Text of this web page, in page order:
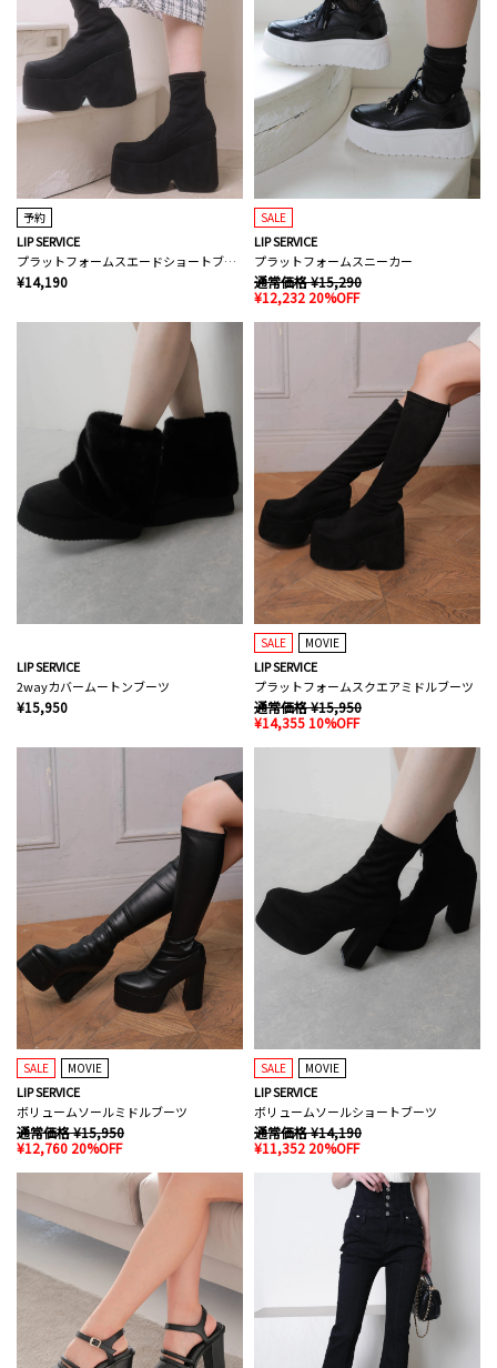
予約
LIP SERVICE
プラットフォームスエードショートブーツ
¥14,190
SALE
LIP SERVICE
プラットフォームスニーカー
通常価格 ¥15,290
¥12,232 20%OFF
LIP SERVICE
2wayカバームートンブーツ
¥15,950
SALE MOVIE
LIP SERVICE
プラットフォームスクエアミドルブーツ
通常価格 ¥15,950
¥14,355 10%OFF
SALE MOVIE
LIP SERVICE
ボリュームソールミドルブーツ
通常価格 ¥15,950
¥12,760 20%OFF
SALE MOVIE
LIP SERVICE
ボリュームソールショートブーツ
通常価格 ¥14,190
¥11,352 20%OFF